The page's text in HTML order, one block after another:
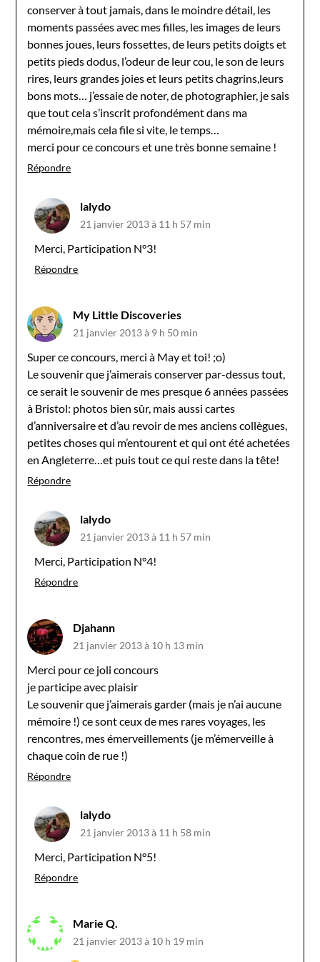
conserver à tout jamais, dans le moindre détail, les
moments passées avec mes filles, les images de leurs
bonnes joues, leurs fossettes, de leurs petits doigts et
petits pieds dodus, l’odeur de leur cou, le son de leurs
rires, leurs grandes joies et leurs petits chagrins,leurs
bons mots… j’essaie de noter, de photographier, je sais
que tout cela s’inscrit profondément dans ma
mémoire,mais cela file si vite, le temps…
merci pour ce concours et une très bonne semaine !
Répondre
lalydo
21 janvier 2013 à 11 h 57 min
Merci, Participation N°3!
Répondre
My Little Discoveries
21 janvier 2013 à 9 h 50 min
Super ce concours, merci à May et toi! ;o)
Le souvenir que j’aimerais conserver par-dessus tout,
ce serait le souvenir de mes presque 6 années passées
à Bristol: photos bien sûr, mais aussi cartes
d’anniversaire et d’au revoir de mes anciens collègues,
petites choses qui m’entourent et qui ont été achetées
en Angleterre…et puis tout ce qui reste dans la tête!
Répondre
lalydo
21 janvier 2013 à 11 h 57 min
Merci, Participation N°4!
Répondre
Djahann
21 janvier 2013 à 10 h 13 min
Merci pour ce joli concours
je participe avec plaisir
Le souvenir que j’aimerais garder (mais je n’ai aucune
mémoire !) ce sont ceux de mes rares voyages, les
rencontres, mes émerveillements (je m’émerveille à
chaque coin de rue !)
Répondre
lalydo
21 janvier 2013 à 11 h 58 min
Merci, Participation N°5!
Répondre
Marie Q.
21 janvier 2013 à 10 h 19 min